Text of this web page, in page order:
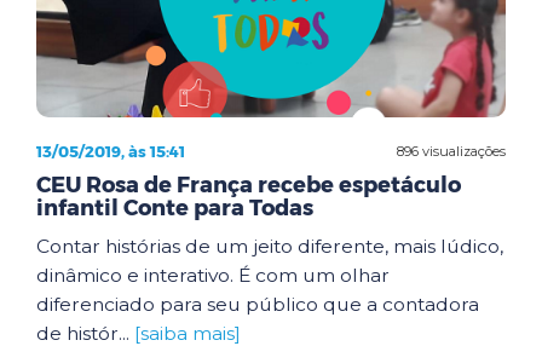
896 visualizações
13/05/2019, às 15:41
CEU Rosa de França recebe espetáculo
infantil Conte para Todas
Contar histórias de um jeito diferente, mais lúdico,
dinâmico e interativo. É com um olhar
diferenciado para seu público que a contadora
de histór... [saiba mais]